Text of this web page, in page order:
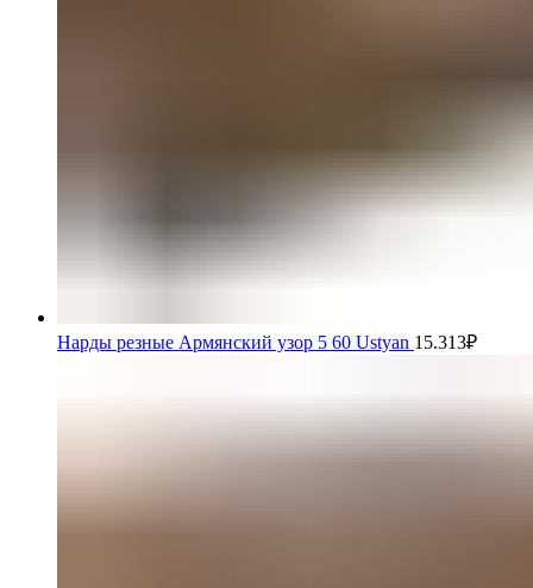
Нарды резные Армянский узор 5 60 Ustyan 15.313₽